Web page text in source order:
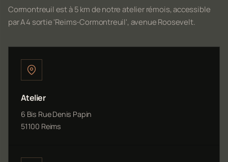
Cormontreuil est à 5 km de notre atelier rémois, accessible
par A4 sortie 'Reims-Cormontreuil', avenue Roosevelt.
Atelier
6 Bis Rue Denis Papin
51100 Reims